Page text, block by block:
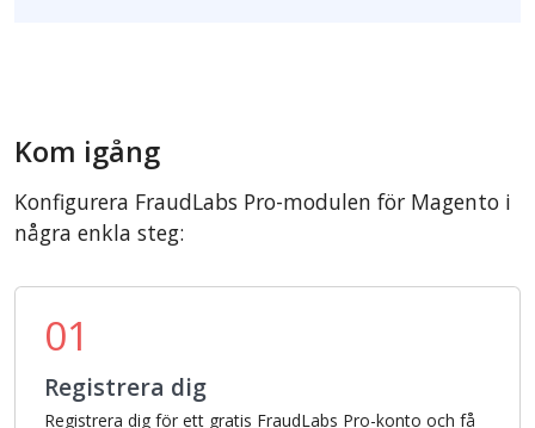
Kom igång
Konfigurera FraudLabs Pro-modulen för Magento i
några enkla steg:
01
Registrera dig
Registrera dig för ett gratis FraudLabs Pro-konto och få